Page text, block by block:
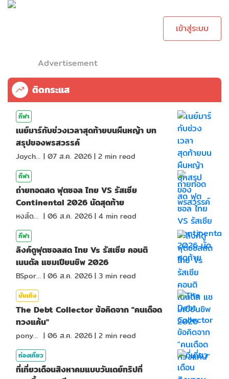
เข้าสู่ระบบ
Advertisement
ติดกระแส
กีฬา
เนย์มาร์กับช่วงเวลาสุดท้ายบนผืนหญ้า บท
สรุปของพรสวรรค์
Jaychou | 07 ส.ค. 2026| 2 min read
กีฬา
ถ่ายทอดสด ฟุตซอล ไทย VS รัสเซีย
Continental 2026 นัดสุดท้าย
หงส์ดรุณ | 06 ส.ค. 2026| 4 min read
กีฬา
ลิงค์ดูฟุตซอลสด ไทย Vs รัสเซีย คอนติ
เนนตัล แชมเปียนชิพ 2026
BSports8 | 06 ส.ค. 2026| 3 min read
บันเทิง
The Debt Collector ข้อคิดจาก "คนเดือด
ทวงแค้น"
ponydiary | 06 ส.ค. 2026| 2 min read
ท่องเที่ยว
ที่เที่ยวเดือนสิงหาคมแบบวันเดย์ทริปที่